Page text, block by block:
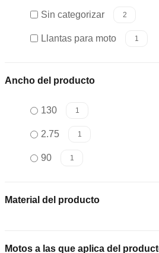
Sin categorizar 2
Llantas para moto 1
Ancho del producto
130 1
2.75 1
90 1
Material del producto
Motos a las que aplica del